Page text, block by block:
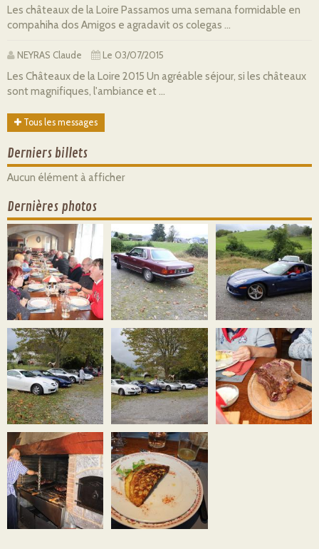
Les châteaux de la Loire Passamos uma semana formidable en
compahiha dos Amigos e agradavit os colegas ...
NEYRAS Claude Le 03/07/2015
Les Châteaux de la Loire 2015 Un agréable séjour, si les châteaux
sont magnifiques, l'ambiance et ...
Tous les messages
Derniers billets
Aucun élément à afficher
Dernières photos